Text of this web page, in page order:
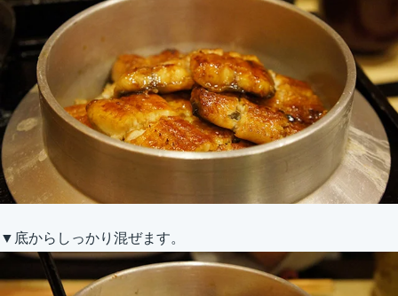
▼底からしっかり混ぜます。